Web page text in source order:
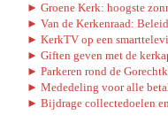
► Groene Kerk: hoogste
► Van de Kerkenraad:
► KerkTV op een
► Giften geven met de
► Parkeren rond de
► Mededeling voor alle
► Bijdrage collectedoelen